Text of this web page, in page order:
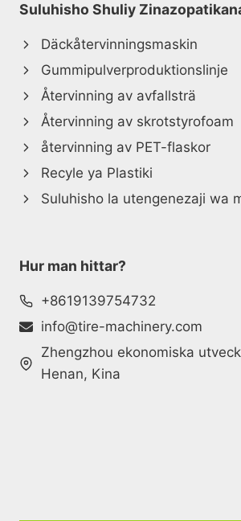
Suluhisho Shuliy
Däckåtervinningsmaskin
Gummipulverproduktionslinje
Återvinning av avfallsträ
Återvinning av skrotstyrofoam
återvinning av PET-flaskor
Recyle ya Plastiki
Suluhisho la utengenezaji wa
Hur man hittar?
+8619139754732
info@tire-machinery.com
Zhengzhou ekonomiska
Henan, Kina